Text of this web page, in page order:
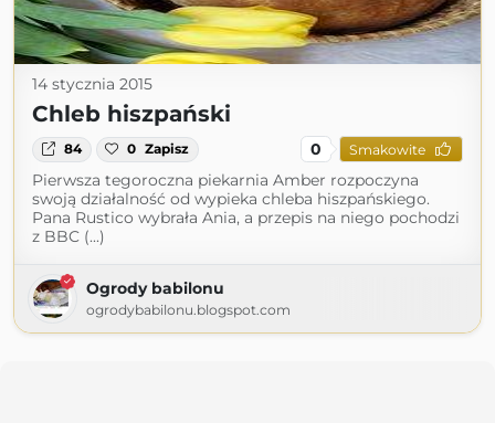
14 stycznia 2015
Chleb hiszpański
84 0 Zapisz 0 Smakowite
Pierwsza tegoroczna piekarnia Amber rozpoczyna
swoją działalność od wypieka chleba hiszpańskiego.
Pana Rustico wybrała Ania, a przepis na niego pochodzi
z BBC (...)
Ogrody babilonu
ogrodybabilonu.blogspot.com